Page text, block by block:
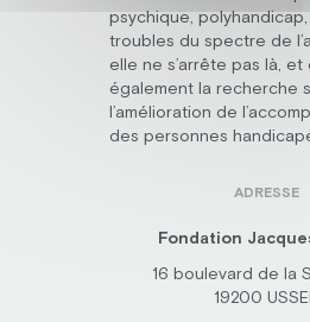
psychique,
troubles du spectre de
elle ne s’arrête pas là,
également la recherche
l’amélioration de
des personnes
ADRESSE
Fondation
16 boulevard de la
19200 USSEL